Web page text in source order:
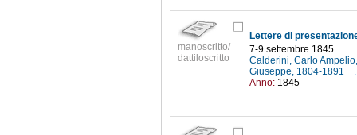
manoscritto/
dattiloscritto
7-9 settembre 1845
Calderini, Carlo
Giuseppe, 1804-1891
Anno: 1845